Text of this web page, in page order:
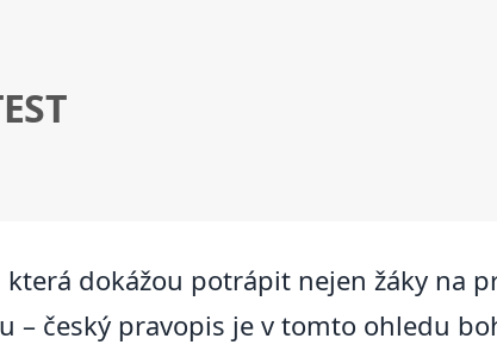
dokážou potrápit nejen žáky na
– český pravopis je v tomto ohledu